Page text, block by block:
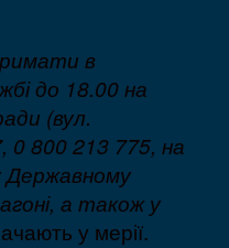
в
до 18.00 на
(вул.
0 800 213 775, на
Державному
а також у
у мерії.